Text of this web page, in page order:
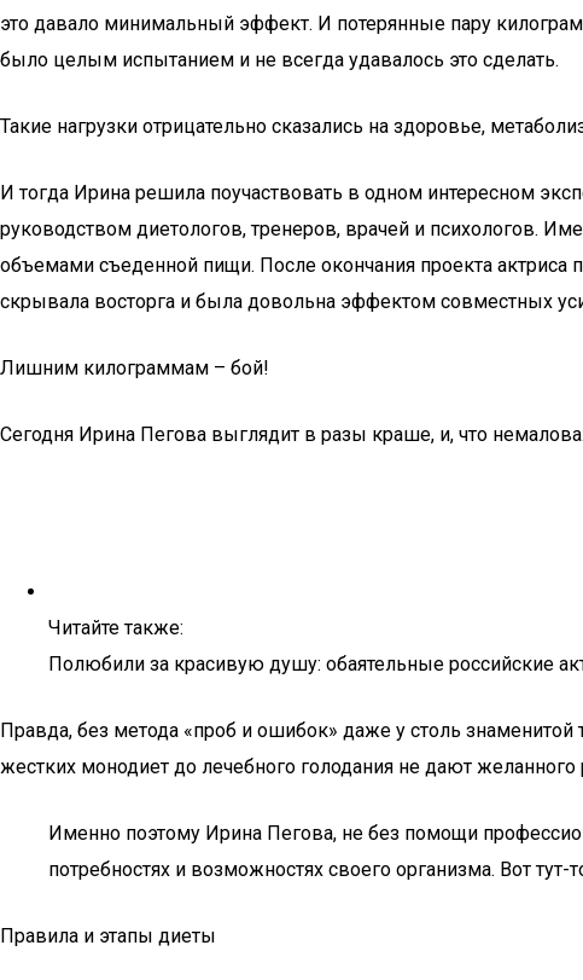
это давало минимальный эффект. И потерянные пару
было целым испытанием и не всегда удавалось это сделать.
Такие нагрузки отрицательно сказались на здоровье,
И тогда Ирина решила поучаствовать в одном интересном
руководством диетологов, тренеров, врачей и психологов.
объемами съеденной пищи. После окончания проекта актриса
скрывала восторга и была довольна эффектом совместных
Лишним килограммам – бой!
Сегодня Ирина Пегова выглядит в разы краше, и, что
Читайте также:
Полюбили за красивую душу: обаятельные российские
Правда, без метода «проб и ошибок» даже у столь
жестких монодиет до лечебного голодания не дают
Именно поэтому Ирина Пегова, не без помощи
потребностях и возможностях своего организма. Вот
Правила и этапы диеты